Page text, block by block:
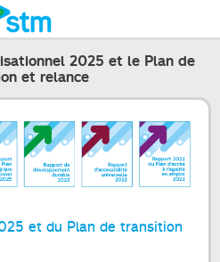
2025 et le Plan de
et relance
et du Plan de transition